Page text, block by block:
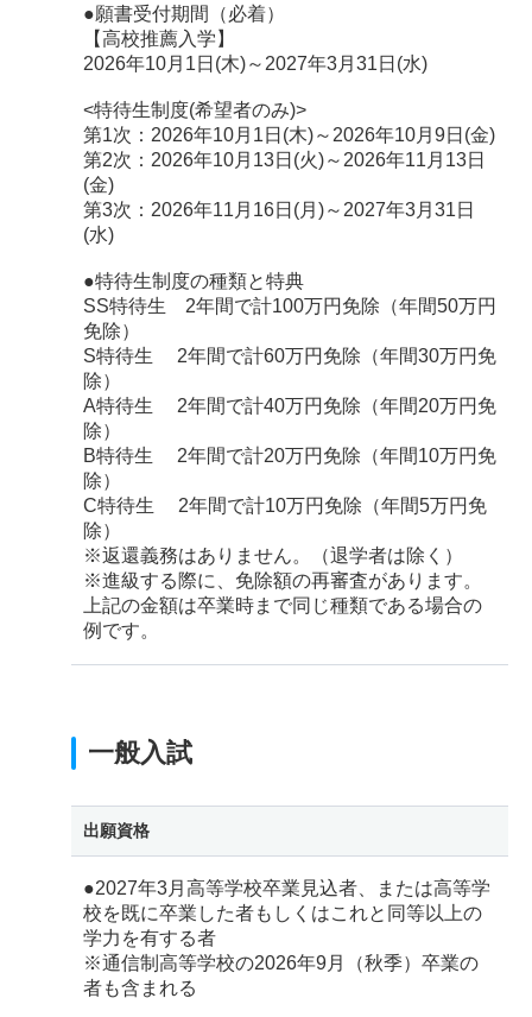
●願書受付期間（必着）
【高校推薦入学】
2026年10月1日(木)～2027年3月31日(水)
<特待生制度(希望者のみ)>
第1次：2026年10月1日(木)～2026年10月9日(金)
第2次：2026年10月13日(火)～2026年11月13日
(金)
第3次：2026年11月16日(月)～2027年3月31日
(水)
●特待生制度の種類と特典
SS特待生 2年間で計100万円免除（年間50万円
免除）
S特待生 2年間で計60万円免除（年間30万円免
除）
A特待生 2年間で計40万円免除（年間20万円免
除）
B特待生 2年間で計20万円免除（年間10万円免
除）
C特待生 2年間で計10万円免除（年間5万円免
除）
※返還義務はありません。（退学者は除く）
※進級する際に、免除額の再審査があります。
上記の金額は卒業時まで同じ種類である場合の
例です。
一般入試
出願資格
●2027年3月高等学校卒業見込者、または高等学
校を既に卒業した者もしくはこれと同等以上の
学力を有する者
※通信制高等学校の2026年9月（秋季）卒業の
者も含まれる